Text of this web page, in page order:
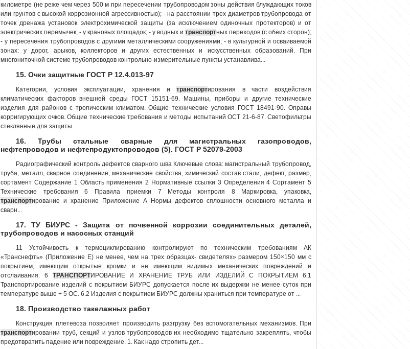
километре (не реже чем через 500 м при пересечении трубопроводом зоны действия блуждающих токов
или грунтов с высокой коррозионной агрессивностью); - на расстоянии трех диаметров трубопровода от
точек дренажа установок электрохимической защиты (за исключением одиночных протекторов) и от
электрических перемычек; - у крановых площадок; - у водных и транспортных переходов (с обеих сторон);
- у пересечения трубопроводов с другими металлическими сооружениями; - в культурной и осваиваемой
зонах: у дорог, арыков, коллекторов и других естественных и искусственных образований. При
многониточной системе трубопроводов контрольно-измерительные пункты устанавлива...
15. Очки защитные ГОСТ Р 12.4.013-97
Категории, условия эксплуатации, хранения итранспортирования в части воздействия
климатических факторов внешней среды ГОСТ 15151-69. Машины, приборы и другие технические
изделия для районов с тропическим климатом. Общие технические условия ГОСТ 18491-90. Оправы
корригирующих очков. Общие технические требования и методы испытаний ОСТ 21-6-87. Светофильтры
стеклянные для защиты...
16. Трубы стальные сварные для магистральных газопроводов,
нефтепроводов и нефтепродуктопроводов (5). ГОСТ Р 52079-2003
Радиографический контроль дефектов сварного шва Ключевые слова: магистральный трубопровод,
труба, металл, сварное соединение, механические свойства, химический состав стали, дефект, размер,
сортамент Содержание 1 Область применения 2 Нормативные ссылки 3 Определения 4 Сортамент 5
Технические требования 6 Правила приемки 7 Методы контроля 8 Маркировка, упаковка,
транспортирование и хранение Приложение А Нормы дефектов сплошности основного металла и
сварн...
17. ТУ БИУРС - Защита от почвенной коррозии соединительных деталей,
трубопроводов и насосных станций
11 Устойчивость к термоциклированию контролируют по техническим требованиям АК
«Транснефть» (Приложение Е) не менее, чем на трех образцах- свидетелях» размером 150×150 мм с
покрытием, имеющим открытые кромки и не имеющим видимых механических повреждений и
отслаивания. 6 ТРАНСПОРТИРОВАНИЕ И ХРАНЕНИЕ ТРУБ ИЛИ ИЗДЕЛИЙ С ПОКРЫТИЕМ 6.1
Транспортирование изделий с покрытием БИУРС допускается после их выдержки не менее суток при
температуре выше + 5 ОС. 6.2 Изделия с покрытием БИУРС должны храниться при температуре от ...
18. Производство такелажных работ
Конструкция плетевоза позволяет производить разгрузку без вспомогательных механизмов. При
транспортировании труб, секций и узлов трубопроводов их необходимо тщательно закреплять, чтобы
предотвратить падение или повреждение. 1. Как надо стропить дет...